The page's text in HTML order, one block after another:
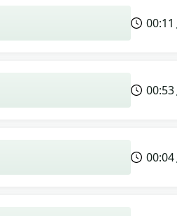
00:11
00:53
00:04